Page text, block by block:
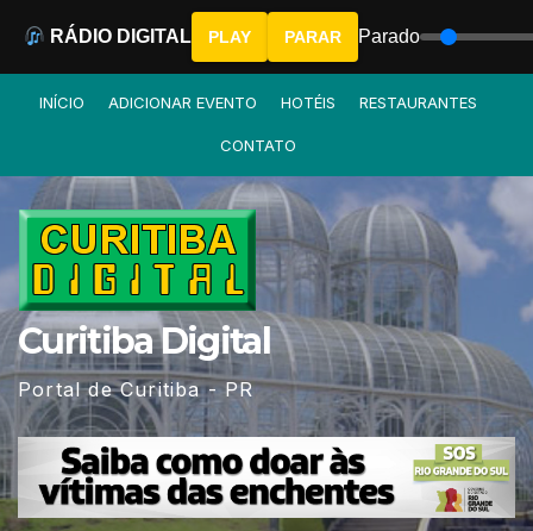
INÍCIO ADICIONAR EVENTO HOTÉIS RESTAURANTES
CONTATO
Curitiba Digital
Portal de Curitiba - PR
RÁDIO DIGITAL PLAY PARAR Parado